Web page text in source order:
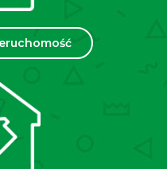
budynku z
a przy wejściu do
P+R”- w
autobusowy
400 m., z których
części Krakowa.
sklepy spożywcze w